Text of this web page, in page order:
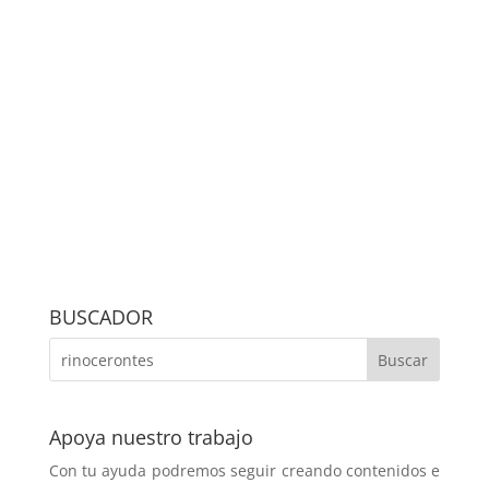
BUSCADOR
Apoya nuestro trabajo
Con tu ayuda podremos seguir creando contenidos e